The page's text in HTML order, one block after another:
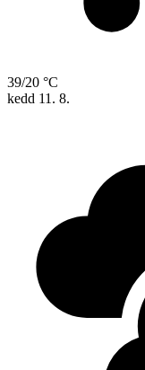
39/20 °C
kedd 11. 8.